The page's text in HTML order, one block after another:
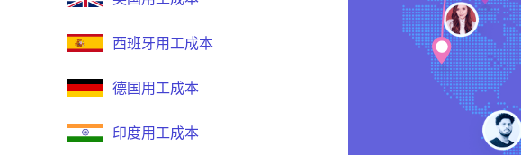
西班牙用工成本
德国用工成本
印度用工成本